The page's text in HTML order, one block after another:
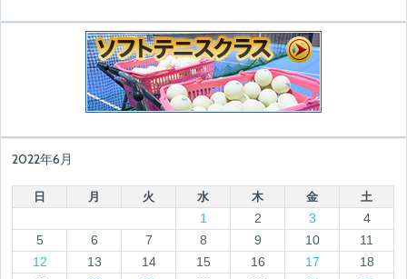
2022年6月
日 月 火 水 木 金 土
1 2 3
4
5
6 7 8 9 10
11
12
13 14 15 16 17
18